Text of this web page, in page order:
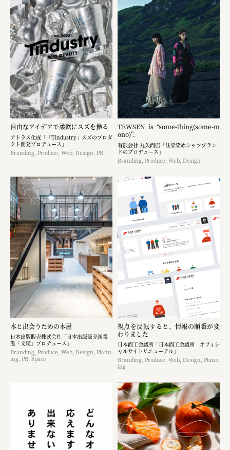
自由なアイデアで柔軟にスズを操る
アトラス化成「「Tindustry」スズのプロダ
クト開発プロデュース」
Branding, Produce, Web, Design, PR
TEWSEN is “some-thing(some-m
ono)”.
有限会社 丸久商店「注染染めシャツブラン
ドのプロデュース」
Branding, Produce, Web, Design
本と出会うための本屋
日本出版販売株式会社「日本出版販売新業
態「文喫」プロデュース」
Branding, Produce, Web, Design, Plann
ing, PR, Space
視点を反転すると、情報の順番が変
わりました
日本商工会議所「日本商工会議所 オフィシ
ャルサイトリニューアル」
Branding, Produce, Web, Design, Plann
ing